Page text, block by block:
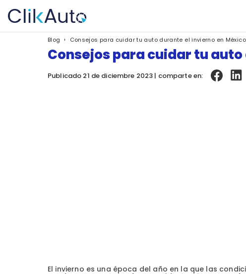
Blog › Consejos para cuidar tu auto durante el invierno en México
Consejos para cuidar tu
Publicado 21 de diciembre 2023 | comparte en:
El invierno es una época del año en la que las